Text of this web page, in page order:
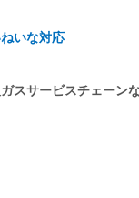
いな対応
スサービスチェーン